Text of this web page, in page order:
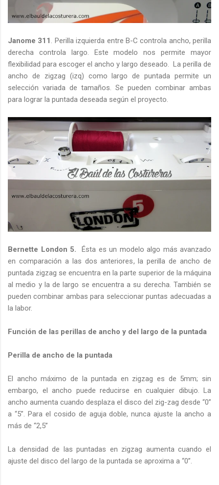
Janome 311 . Perilla izquierda entre B-C controla ancho, perilla
derecha controla largo. Este modelo nos permite mayor
flexibilidad para escoger el ancho y largo deseado. La perilla de
ancho de zigzag (izq) como largo de puntada permite un
selección variada de tamaños. Se pueden combinar ambas
para lograr la puntada deseada según el proyecto.
Bernette London 5. Ésta es un modelo algo más avanzado
en comparación a las dos anteriores, la perilla de ancho de
puntada zigzag se encuentra en la parte superior de la máquina
al medio y la de largo se encuentra a su derecha. También se
pueden combinar ambas para seleccionar puntas adecuadas a
la labor.
Función de las perillas de ancho y del largo de la puntada
Perilla de ancho de la puntada
El ancho máximo de la puntada en zigzag es de 5mm; sin
embargo, el ancho puede reducirse en cualquier dibujo. La
ancho aumenta cuando desplaza el disco del zig-zag desde “0”
a “5”. Para el cosido de aguja doble, nunca ajuste la ancho a
más de “2,5”
La densidad de las puntadas en zigzag aumenta cuando el
ajuste del disco del largo de la puntada se aproxima a “0”.